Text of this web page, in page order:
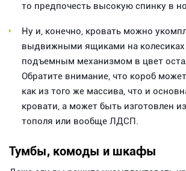
то предпочесть высокую спинку в
Ну и, конечно, кровать можно
выдвижными ящиками на колесиках
подъемным механизмом в цвет
Обратите внимание, что короб
как из того же массива, что и
кровати, а может быть изготовлен
тополя или вообще ЛДСП.
Тумбы, комоды и шкафы